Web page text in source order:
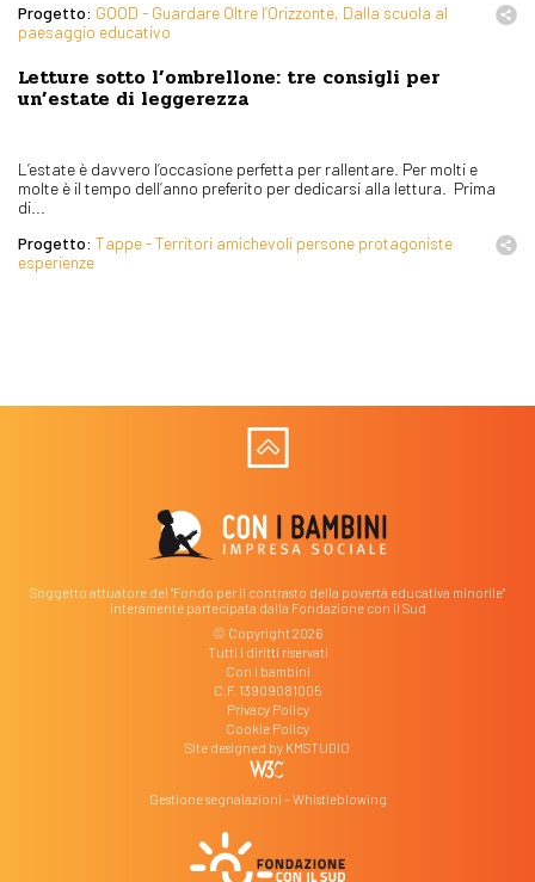
Progetto: GOOD - Guardare Oltre l’Orizzonte, Dalla scuola al
paesaggio educativo
Letture sotto l’ombrellone: tre consigli per
un’estate di leggerezza
L’estate è davvero l’occasione perfetta per rallentare. Per molti e
molte è il tempo dell’anno preferito per dedicarsi alla lettura. Prima
di...
Progetto: Tappe - Territori amichevoli persone protagoniste
esperienze
Soggetto attuatore del "Fondo per il contrasto della povertà educativa minorile"
interamente partecipata dalla Fondazione con il Sud
© Copyright 2026
Tutti i diritti riservati
Con i bambini
C.F. 13909081005
Privacy Policy
Cookie Policy
Site designed by KMSTUDIO
Gestione segnalazioni – Whistleblowing